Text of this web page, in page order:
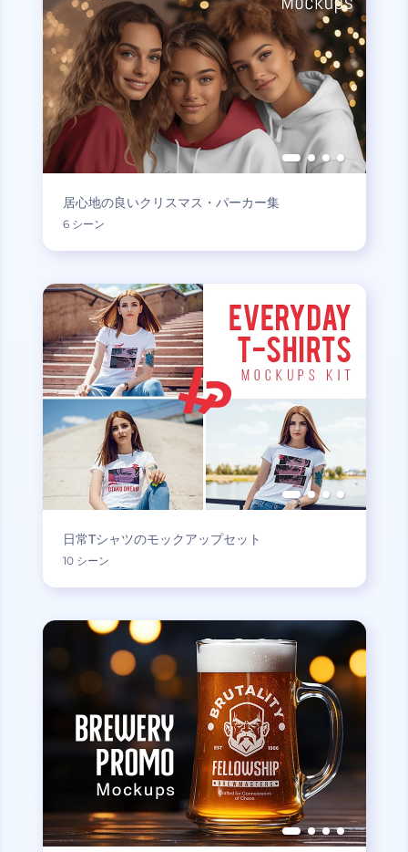
居心地の良いクリスマス・パーカー集
6 シーン
日常Tシャツのモックアップセット
10 シーン